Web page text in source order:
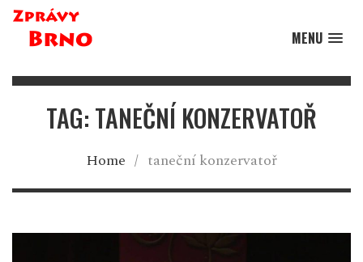
MENU
TAG: TANEČNÍ KONZERVATOŘ
Home / taneční konzervatoř